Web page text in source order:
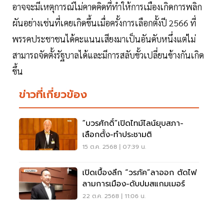
อาจจะมีเหตุการณ์ไม่คาดคิดที่ทำให้การเมืองเกิดการพลิก
ผันอย่างเช่นที่เคยเกิดขึ้นเมื่อครั้งการเลือกตั้งปี 2566 ที่
พรรคประชาชนได้คะแนนเสียงมาเป็นอันดับหนึ่งแต่ไม่
สามารถจัดตั้งรัฐบาลได้และมีการสลับขั้วเปลี่ยนข้างกันเกิด
ขึ้น
ข่าวที่เกี่ยวข้อง
“บวรศักดิ์”เปิดไทม์ไลน์ยุบสภา-
เลือกตั้ง-ทำประชามติ
15 ต.ค. 2568 | 07:39 น.
เปิดเบื้องลึก “วรภัค”ลาออก ตัดไฟ
ลามการเมือง-ดับปมสแกมเมอร์
22 ต.ค. 2568 | 11:06 น.